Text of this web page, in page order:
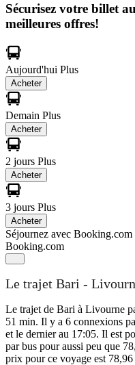
Sécurisez votre billet
meilleures offres!
Aujourd'hui Plus
Acheter
Demain Plus
Acheter
2 jours Plus
Acheter
3 jours Plus
Acheter
Séjournez avec Booking.com
Booking.com
Le trajet Bari -
Le trajet de Bari à Livourne
51 min. Il y a 6 connexions
et le dernier au 17:05. Il est
par bus pour aussi peu que
prix pour ce voyage est 78,96